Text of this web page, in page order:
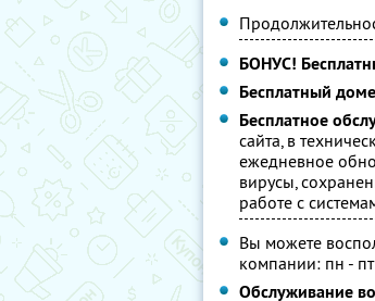
БОНУС!
Бесплатный
Бесплатное
сайта, в
ежедневное
вирусы,
работе с
Вы можете
компании: пн -
Обслуживание